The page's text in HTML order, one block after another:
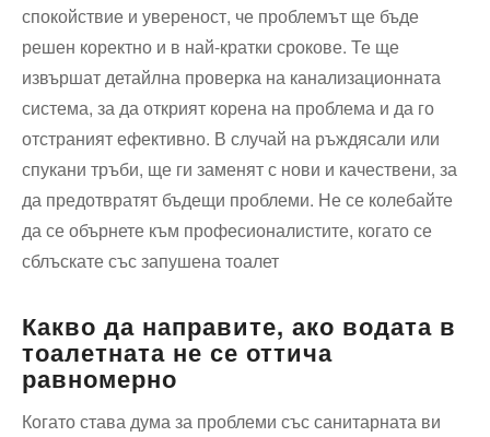
спокойствие и увереност, че проблемът ще бъде
решен коректно и в най-кратки срокове. Те ще
извършат детайлна проверка на канализационната
система, за да открият корена на проблема и да го
отстраният ефективно. В случай на ръждясали или
спукани тръби, ще ги заменят с нови и качествени, за
да предотвратят бъдещи проблеми. Не се колебайте
да се обърнете към професионалистите, когато се
сблъскате със запушена тоалет
Какво да направите, ако водата в
тоалетната не се оттича
равномерно
Когато става дума за проблеми със санитарната ви